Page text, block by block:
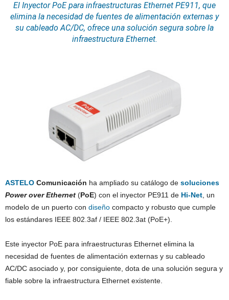
El InyectorPoEpara infraestructuras Ethernet PE911, que
elimina la necesidad de fuentes de alimentación externas y
su cableado AC/DC, ofrece una solución segura sobre la
infraestructura Ethernet.
ASTELO Comunicación ha ampliado su catálogo de soluciones
Power over Ethernet (PoE) con el inyector PE911 de Hi-Net , un
modelo de un puerto con diseño compacto y robusto que cumple
los estándares IEEE 802.3af / IEEE 802.3at (PoE+).
Este inyector PoE para infraestructuras Ethernet elimina la
necesidad de fuentes de alimentación externas y su cableado
AC/DC asociado y, por consiguiente, dota de una solución segura y
fiable sobre la infraestructura Ethernet existente.